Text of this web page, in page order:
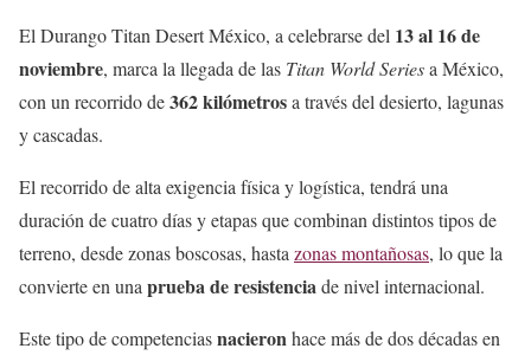
El Durango Titan Desert México, a celebrarse del 13 al 16 de
noviembre, marca la llegada de las Titan World Seriesa México,
con un recorrido de362 kilómetrosa través del desierto, lagunas
y cascadas.
El recorrido de alta exigencia física y logística, tendrá una
duración de cuatro días y etapas que combinan distintos tipos de
terreno, desde zonas boscosas, hasta zonas montañosas, lo que la
convierte en una prueba de resistenciade nivel internacional.
Este tipo de competenciasnacieronhace más de dos décadas en